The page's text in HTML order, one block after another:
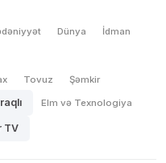
Dünya İdman
Tovuz Şəmkir
Elm və Texnologiya
TV